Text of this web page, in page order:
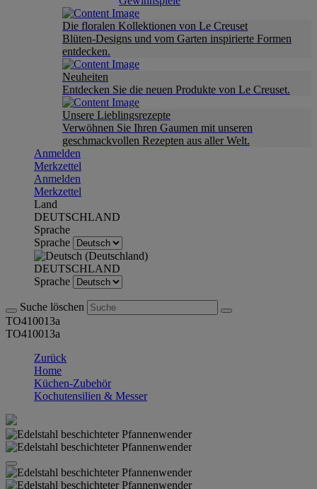
Die floralen Kollektionen von Le Creuset
Blüten-Designs und vom Garten inspirierte Formen
entdecken.
Neuheiten
Entdecken Sie die neuen Produkte von Le Creuset.
Unsere Lieblingsrezepte
Verwöhnen Sie Ihren Gaumen mit unseren
geschmackvollen Rezepten aus aller Welt.
Anmelden
Merkzettel
Anmelden
Merkzettel
Land
DEUTSCHLAND
Sprache
Sprache
DEUTSCHLAND
Sprache
Suche löschen
TO410013a
TO410013a
Zurück
Home
Küchen-Zubehör
Kochutensilien & Messer